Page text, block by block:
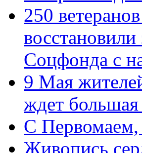
250
Соцфонда с
9 Мая
ждет
C
Живопись